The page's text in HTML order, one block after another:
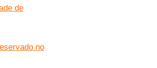
de
no